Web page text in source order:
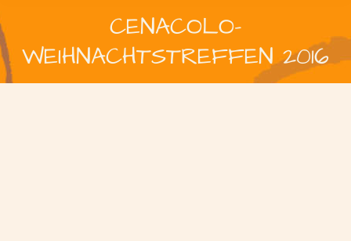
CENACOLO-
WEIHNACHTSTREFFEN 2016